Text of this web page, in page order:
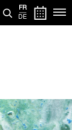
FR
DE